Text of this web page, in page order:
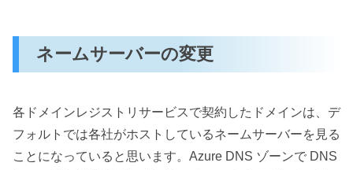
ネームサーバーの変更
各ドメインレジストリサービスで契約したドメインは、デ
フォルトでは各社がホストしているネームサーバーを見る
ことになっていると思います。Azure DNS ゾーンで DNS